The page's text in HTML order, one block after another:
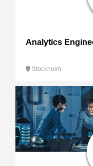
Analytics
Stockholm